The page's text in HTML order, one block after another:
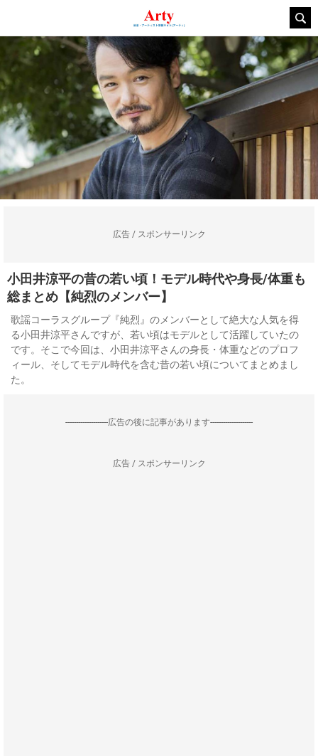
広告 / スポンサーリンク
小田井涼平の昔の若い頃！モデル時代や身長/体重も
総まとめ【純烈のメンバー】
歌謡コーラスグループ『純烈』のメンバーとして絶大な人気を得
る小田井涼平さんですが、若い頃はモデルとして活躍していたの
です。そこで今回は、小田井涼平さんの身長・体重などのプロフ
ィール、そしてモデル時代を含む昔の若い頃についてまとめまし
た。
--------------------広告の後に記事があります--------------------
広告 / スポンサーリンク